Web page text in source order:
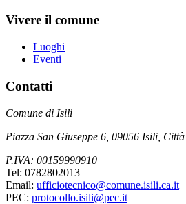
Vivere il comune
Luoghi
Eventi
Contatti
Comune di Isili
Piazza San Giuseppe 6, 09056 Isili,
P.IVA: 00159990910
Tel: 0782802013
Email: ufficiotecnico@comune.isili.ca.it
PEC: protocollo.isili@pec.it